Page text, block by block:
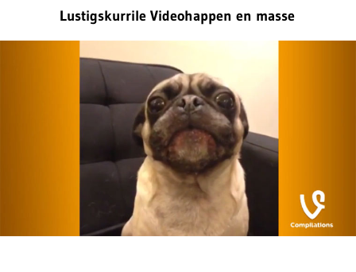
Lustigskurrile Videohappen en masse